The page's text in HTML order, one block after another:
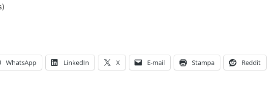
WhatsApp LinkedIn X E-mail Stampa Reddit